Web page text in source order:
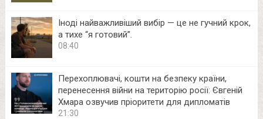
Іноді найважливіший вибір — це не гучний крок,
а тихе “я готовий”.
08:40
Перехоплювачі, кошти на безпеку країни,
перенесення війни на територію росії: Євгеній
Хмара озвучив пріоритети для дипломатів
21:30